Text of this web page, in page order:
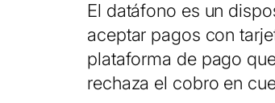
El datáfono es un
aceptar pagos con
plataforma de pago
rechaza el cobro en